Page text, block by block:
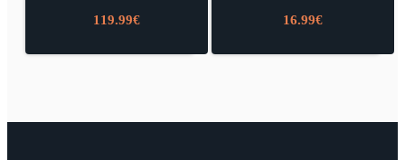
119.99€ 16.99€